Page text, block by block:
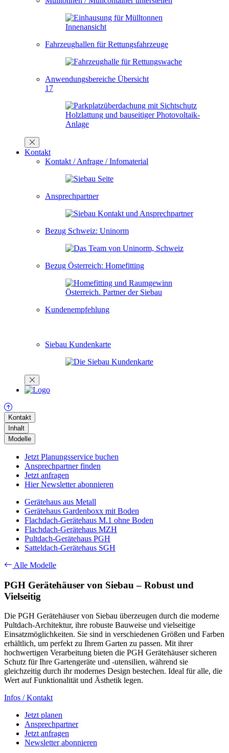
Fahrzeughallen für Rettungsfahrzeuge
Anwendungsbereiche Übersicht
17
Kontakt
Kontakt / Anfrage / Infomaterial
Ansprechpartner
Bezug Schweiz: Uninorm
Bezug Österreich: Homefitting
Kundenempfehlung
Siebau Kundenkarte
Kontakt
Inhalt
Modelle
Jetzt Planungsservice buchen
Ansprechpartner finden
Jetzt anfragen
Hier Newsletter abonnieren
Gerätehaus aus Metall
Gerätehaus Gardenboxx mit Boden
Flachdach-Gerätehaus M.1 ohne Boden
Flachdach-Gerätehaus MZH
Pultdach-Gerätehaus PGH
Satteldach-Gerätehaus SGH
Alle Modelle
PGH Gerätehäuser von Siebau – Robust und
Vielseitig
Die PGH Gerätehäuser von Siebau überzeugen durch die moderne
Pultdach-Architektur, ihre robuste Bauweise und vielseitige
Einsatzmöglichkeiten. Sie sind in verschiedenen Größen und Farben
erhältlich, um perfekt zu Ihrem Garten zu passen. Mit ihrer
hochwertigen Verarbeitung bieten die PGH Gerätehäuser sicheren
Schutz für Ihre Gartengeräte und -utensilien, während sie
gleichzeitig durch ihr modernes Design bestechen. Ideal für alle, die
Wert auf Funktionalität und Ästhetik legen.
Infos / Kontakt
Jetzt planen
Ansprechpartner
Jetzt anfragen
Newsletter abonnieren